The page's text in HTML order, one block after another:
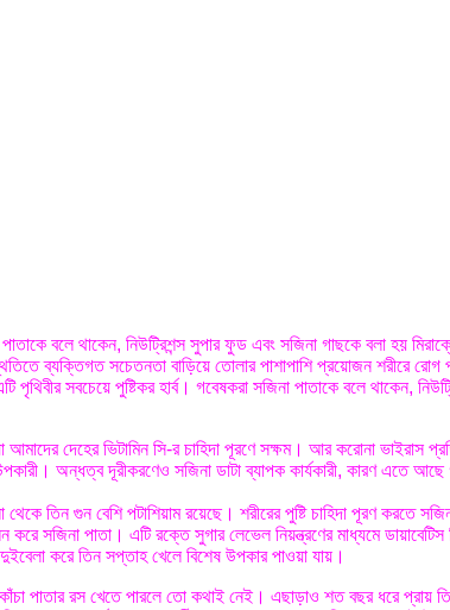
বলে থাকেন, নিউট্রিশন্স সুপার ফুড এবং সজিনা গাছকে বলা হয়
ব্যক্তিগত সচেতনতা বাড়িয়ে তোলার পাশাপাশি প্রয়োজন শরীরে রোগ
সবচেয়ে পুষ্টিকর হার্ব। গবেষকরা সজিনা পাতাকে বলে থাকেন,
দেহের ভিটামিন সি-র চাহিদা পূরণে সক্ষম। আর করোনা ভাইরাস
অন্ধত্ব দূরীকরণেও সজিনা ডাটা ব্যাপক কার্যকারী, কারণ এতে
তিন গুন বেশি পটাশিয়াম রয়েছে। শরীরের পুষ্টি চাহিদা পূরণ করতে
সজিনা পাতা। এটি রক্তে সুগার লেভেল নিয়ন্ত্রণের মাধ্যমে
করে তিন সপ্তাহ খেলে বিশেষ উপকার পাওয়া যায়।
পাতার রস খেতে পারলে তো কথাই নেই। এছাড়াও শত বছর ধরে প্রায়